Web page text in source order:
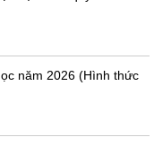
năm 2026 (Hình thức